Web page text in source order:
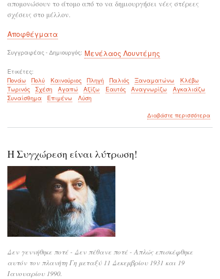
απομονώσουν το άτομο από το να δημιουργήσει νέες στέρεες
σχέσεις στο μέλλον.
Αποφθέγματα
Συγγραφέας - Δημιουργός Μενέλαος Λουντέμης
Ετικέτες
Πονάω
Πολύ Καινούριος Πληγή Παλιός Ξαναματώνω
Κλέβω
Τωρινός
Σχέση Αγαπώ Αξίζω Εαυτός Αναγνωρίζω
Αγκαλιάζω
Συναίσθημα
Επιμένω Λύση
Διαβάστε περισσότεραγια
Η Συγχώρεση είναι λύτρωση!
Δεν γεννήθηκε ποτέ - Δεν πέθανε ποτέ - Απλώς επισκέφθηκε
αυτόν τον πλανήτη Γη μεταξύ 11 Δεκεμβρίου 1931 και 19
Ιανουαρίου 1990.